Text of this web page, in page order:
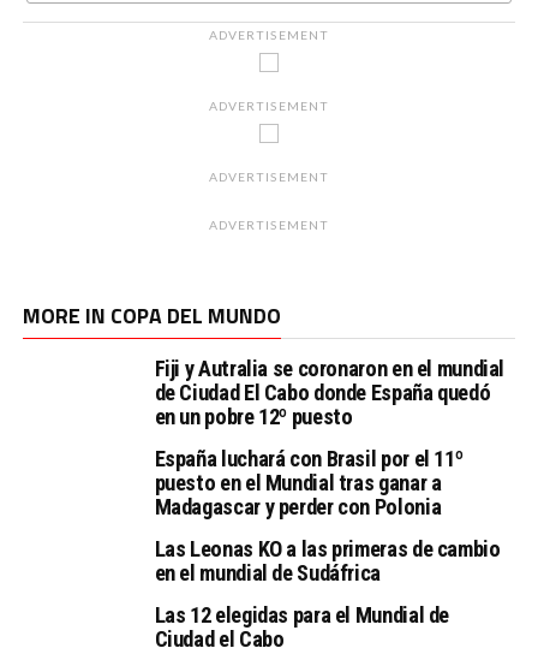
ADVERTISEMENT
ADVERTISEMENT
ADVERTISEMENT
ADVERTISEMENT
MORE IN COPA DEL MUNDO
Fiji y Autralia se coronaron en el mundial
de Ciudad El Cabo donde España quedó
en un pobre 12º puesto
España luchará con Brasil por el 11º
puesto en el Mundial tras ganar a
Madagascar y perder con Polonia
Las Leonas KO a las primeras de cambio
en el mundial de Sudáfrica
Las 12 elegidas para el Mundial de
Ciudad el Cabo